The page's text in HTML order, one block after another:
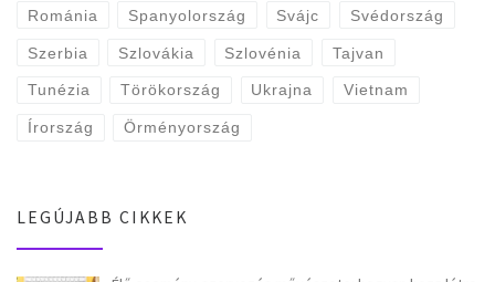
Románia Spanyolország Svájc Svédország
Szerbia Szlovákia Szlovénia Tajvan
Tunézia Törökország Ukrajna Vietnam
Írország Örményország
LEGÚJABB CIKKEK